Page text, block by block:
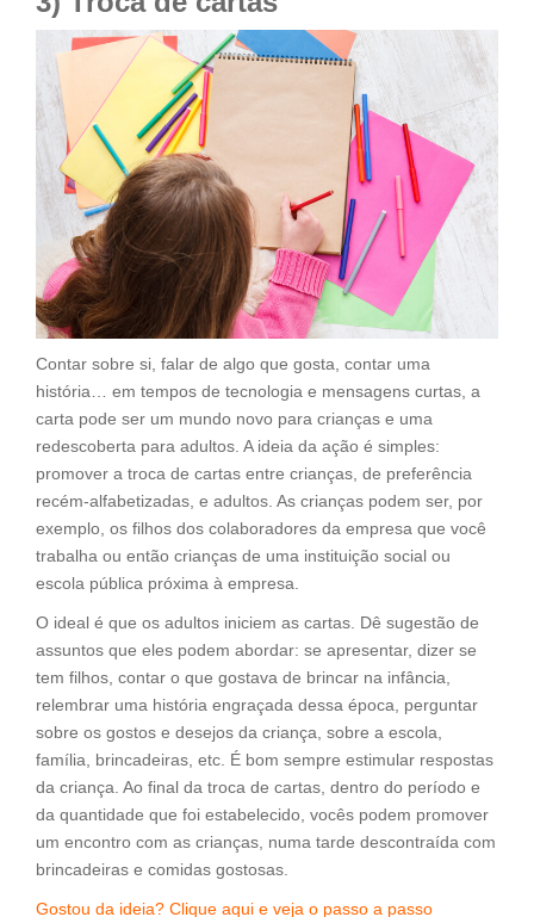
Contar sobre si, falar de algo que gosta, contar uma
história… em tempos de tecnologia e mensagens curtas, a
carta pode ser um mundo novo para crianças e uma
redescoberta para adultos. A ideia da ação é simples:
promover a troca de cartas entre crianças, de preferência
recém-alfabetizadas, e adultos. As crianças podem ser, por
exemplo, os filhos dos colaboradores da empresa que você
trabalha ou então crianças de uma instituição social ou
escola pública próxima à empresa.
O ideal é que os adultos iniciem as cartas. Dê sugestão de
assuntos que eles podem abordar: se apresentar, dizer se
tem filhos, contar o que gostava de brincar na infância,
relembrar uma história engraçada dessa época, perguntar
sobre os gostos e desejos da criança, sobre a escola,
família, brincadeiras, etc. É bom sempre estimular respostas
da criança. Ao final da troca de cartas, dentro do período e
da quantidade que foi estabelecido, vocês podem promover
um encontro com as crianças, numa tarde descontraída com
brincadeiras e comidas gostosas.
Gostou da ideia? Clique aqui e veja o passo a passo